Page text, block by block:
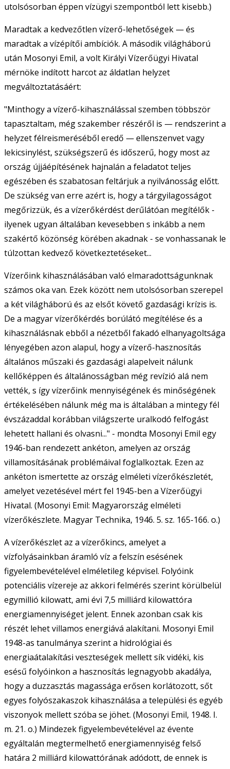
utolsósorban éppen vízügyi szempontból lett kisebb.)
Maradtak a kedvezőtlen vízerő-lehetőségek — és
maradtak a vízépítői ambíciók. A második világháború
után Mosonyi Emil, a volt Királyi Vízerőügyi Hivatal
mérnöke indított harcot az áldatlan helyzet
megváltoztatásáért:
"Minthogy a vízerő-kihasználással szemben többször
tapasztaltam, még szakember részéről is — rendszerint a
helyzet félreismeréséből eredő — ellenszenvet vagy
lekicsinylést, szükségszerű és időszerű, hogy most az
ország újjáépítésének hajnalán a feladatot teljes
egészében és szabatosan feltárjuk a nyilvánosság előtt.
De szükség van erre azért is, hogy a tárgyilagosságot
megőrizzük, és a vízerőkérdést derűlátóan megítélők -
ilyenek ugyan általában kevesebben s inkább a nem
szakértő közönség körében akadnak - se vonhassanak le
túlzottan kedvező következtetéseket...
Vízerőink kihasználásában való elmaradottságunknak
számos oka van. Ezek között nem utolsósorban szerepel
a két világháború és az elsőt követő gazdasági krízis is.
De a magyar vízerőkérdés borúlátó megítélése és a
kihasználásnak ebből a nézetből fakadó elhanyagoltsága
lényegében azon alapul, hogy a vízerő-hasznosítás
általános műszaki és gazdasági alapelveit nálunk
kellőképpen és általánosságban még revízió alá nem
vették, s így vízerőink mennyiségének és minőségének
értékelésében nálunk még ma is általában a mintegy fél
évszázaddal korábban világszerte uralkodó felfogást
lehetett hallani és olvasni..." - mondta Mosonyi Emil egy
1946-ban rendezett ankéton, amelyen az ország
villamosításának problémáival foglalkoztak. Ezen az
ankéton ismertette az ország elméleti vízerőkészletét,
amelyet vezetésével mért fel 1945-ben a Vízerőügyi
Hivatal. (Mosonyi Emil: Magyarország elméleti
vízerőkészlete. Magyar Technika, 1946. 5. sz. 165-166. o.)
A vízerőkészlet az a vízerőkincs, amelyet a
vízfolyásainkban áramló víz a felszín esésének
figyelembevételével elméletileg képvisel. Folyóink
potenciális vízereje az akkori felmérés szerint körülbelül
egymillió kilowatt, ami évi 7,5 milliárd kilowattóra
energiamennyiséget jelent. Ennek azonban csak kis
részét lehet villamos energiává alakítani. Mosonyi Emil
1948-as tanulmánya szerint a hidrológiai és
energiaátalakítási veszteségek mellett sík vidéki, kis
esésű folyóinkon a hasznosítás legnagyobb akadálya,
hogy a duzzasztás magassága erősen korlátozott, sőt
egyes folyószakaszok kihasználása a települési és egyéb
viszonyok mellett szóba se jöhet. (Mosonyi Emil, 1948. I.
m. 21. o.) Mindezek figyelembevételével az évente
egyáltalán megtermelhető energiamennyiség felső
határa 2 milliárd kilowattórának adódott, de ennek is